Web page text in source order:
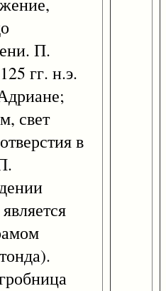
П.
гг. н.э.
свет
в